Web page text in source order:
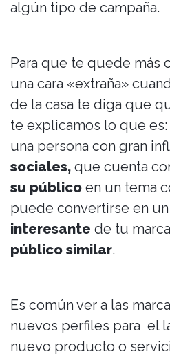
algún tipo de campaña.
Para que te quede más
una cara «extraña»
de la casa te diga que
te explicamos lo que es:
una persona con gran
sociales, que cuenta
su público en un tema
puede convertirse en un
interesante de tu
público similar.
Es común ver a las
nuevos perfiles para el
nuevo producto o